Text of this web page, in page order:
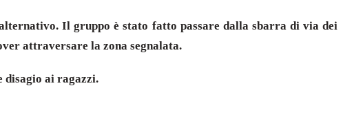
Il gruppo è stato fatto passare dalla sbarra di via dei
attraversare la zona segnalata.
disagio ai ragazzi.